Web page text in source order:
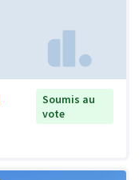
Soumis au
vote